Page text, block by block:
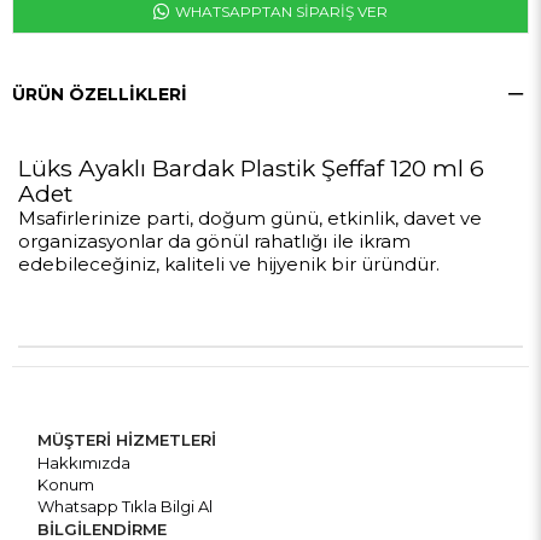
WHATSAPPTAN SİPARİŞ VER
ÜRÜN ÖZELLIKLERI
Lüks Ayaklı Bardak Plastik Şeffaf 120 ml 6
Adet
Msafirlerinize parti, doğum günü, etkinlik, davet ve
organizasyonlar da gönül rahatlığı ile ikram
edebileceğiniz, kaliteli ve hijyenik bir üründür.
MÜŞTERİ HİZMETLERİ
Hakkımızda
Konum
Whatsapp Tıkla Bilgi Al
BİLGİLENDİRME